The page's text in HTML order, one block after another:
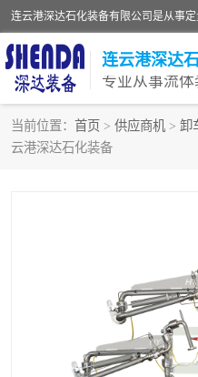
连云港深达
当前位置： 首页 > 供应商机 > 卸
云港深达石化装备
鹤管